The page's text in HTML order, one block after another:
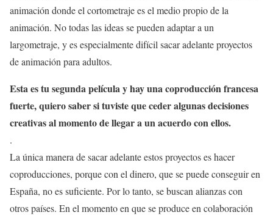
animación donde el cortometraje es el medio propio de la
animación. No todas las ideas se pueden adaptar a un
largometraje, y es especialmente difícil sacar adelante proyectos
de animación para adultos.
Esta es tu segunda película y hay una coproducción francesa
fuerte, quiero saber si tuviste que ceder algunas decisiones
creativas al momento de llegar a un acuerdo con ellos.
.
La única manera de sacar adelante estos proyectos es hacer
coproducciones, porque con el dinero, que se puede conseguir en
España, no es suficiente. Por lo tanto, se buscan alianzas con
otros países. En el momento en que se produce en colaboración